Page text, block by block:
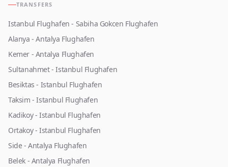
TRANSFERS
Istanbul Flughafen - Sabiha Gokcen Flughafen
Alanya - Antalya Flughafen
Kemer - Antalya Flughafen
Sultanahmet - Istanbul Flughafen
Besiktas - Istanbul Flughafen
Taksim - Istanbul Flughafen
Kadikoy - Istanbul Flughafen
Ortakoy - Istanbul Flughafen
Side - Antalya Flughafen
Belek - Antalya Flughafen